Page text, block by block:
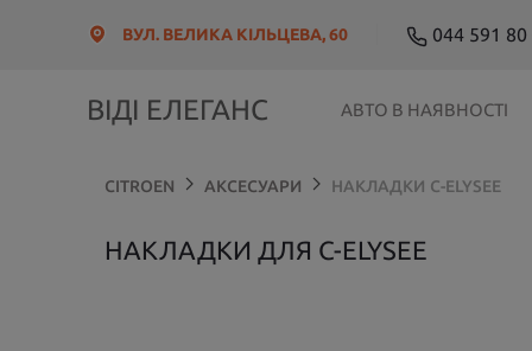
ВУЛ. ВЕЛИКА КІЛЬЦЕВА, 60 044 591 80
ВІДІ ЕЛЕГАНС АВТО В НАЯВНОСТІ
CITROEN АКСЕСУАРИ НАКЛАДКИ C-ELYSEE
НАКЛАДКИ ДЛЯ C-ELYSEE